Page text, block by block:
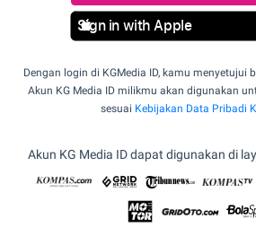
Sign in with Apple
Dengan login di KGMedia ID, kamu menyetujui
Akun KG Media ID milikmu akan digunakan
sesuai Kebijakan Data Pribadi
Akun KG Media ID dapat digunakan di